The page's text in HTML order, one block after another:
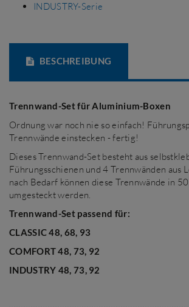
INDUSTRY-Serie
BESCHREIBUNG
Trennwand-Set für Aluminium-Boxen
Ordnung war noch nie so einfach!
Trennwände einstecken - fertig!
Dieses Trennwand-Set besteht aus
Führungsschienen und 4 Trennwänden aus
nach Bedarf können diese Trennwände in
umgesteckt werden.
Trennwand-Set passend für:
CLASSIC 48, 68, 93
COMFORT 48, 73, 92
INDUSTRY 48, 73, 92